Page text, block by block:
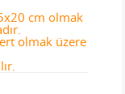
cm olmak
olmak üzere